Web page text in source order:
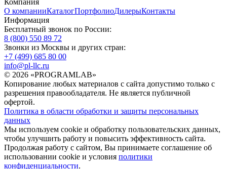
О компанииКаталогПортфолиоДилерыКонтакты
Информация
Бесплатный звонок по России:
8 (800) 550 89 72
Звонки из Москвы и других стран:
+7 (499) 685 80 00
info@pl-llc.ru
© 2026 «PROGRAMLAB»
Копирование любых материалов с сайта допустимо только с
разрешения правообладателя. Не является публичной
офертой.
Политика в области обработки и защиты персональных
данных
Мы используем cookie и обработку пользовательских данных,
чтобы улучшить работу и повысить эффективность сайта.
Продолжая работу с сайтом, Вы принимаете соглашение об
использовании cookie и условия политики
конфиденциальности.